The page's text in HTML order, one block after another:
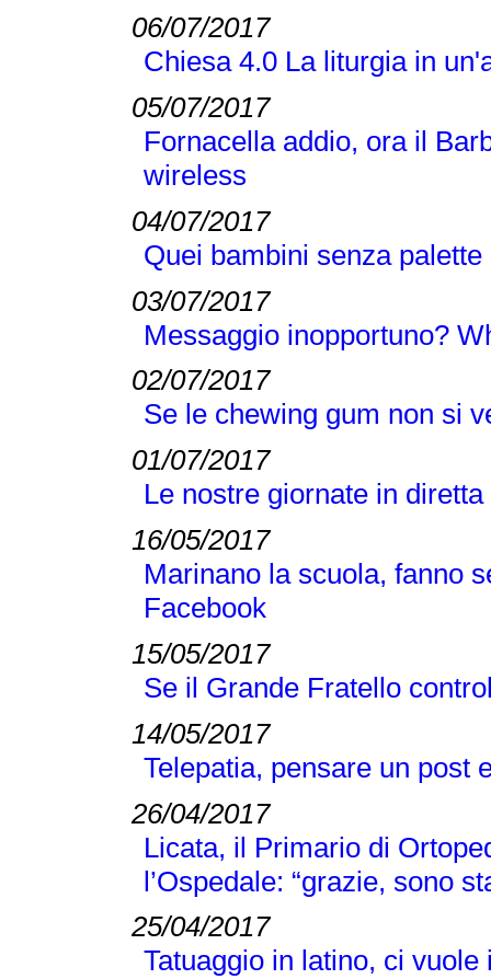
06/07/2017
Chiesa 4.0 La liturgia in
05/07/2017
Fornacella addio, ora il
wireless
04/07/2017
Quei bambini senza
03/07/2017
Messaggio inopportuno?
02/07/2017
Se le chewing gum non si
01/07/2017
Le nostre giornate in
16/05/2017
Marinano la scuola, fanno
Facebook
15/05/2017
Se il Grande Fratello
14/05/2017
Telepatia, pensare un post
26/04/2017
Licata, il Primario di
l’Ospedale: “grazie, sono
25/04/2017
Tatuaggio in latino, ci vuole